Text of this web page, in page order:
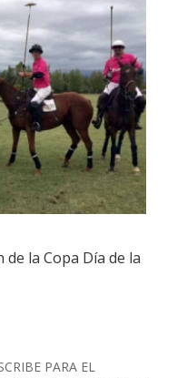
la Copa Día de la
PARA EL